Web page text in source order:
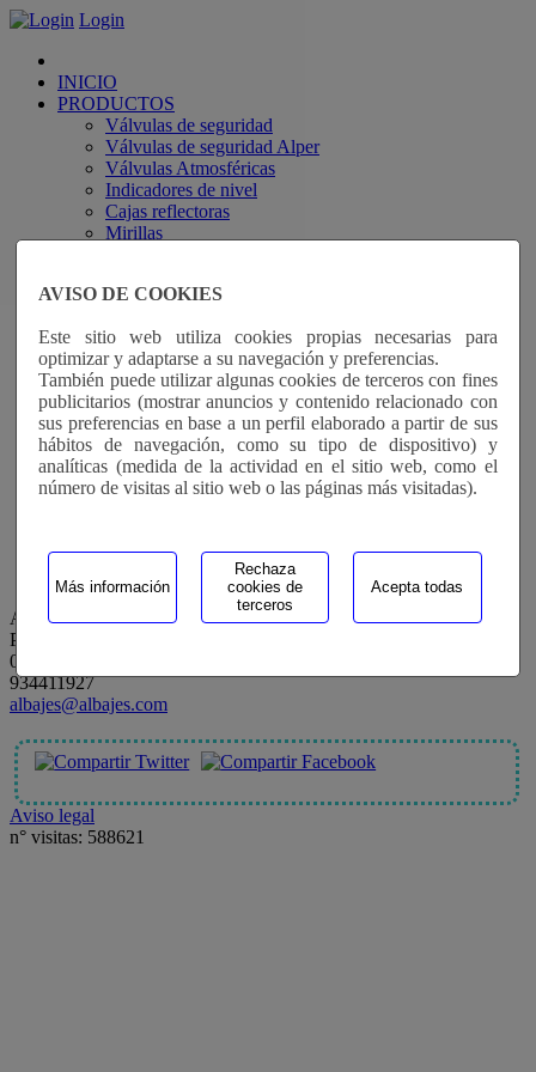
hi
AVISO DE COOKIES
Este sitio web utiliza cookies propias necesarias para
optimizar y adaptarse a su navegación y preferencias.
También puede utilizar algunas cookies de terceros con fines
publicitarios (mostrar anuncios y contenido relacionado con
sus preferencias en base a un perfil elaborado a partir de sus
hábitos de navegación, como su tipo de dispositivo) y
analíticas (medida de la actividad en el sitio web, como el
número de visitas al sitio web o las páginas más visitadas).
Más información
Rechaza
cookies de
terceros
Acepta todas
Login
INICIO
PRODUCTOS
Válvulas de seguridad
Válvulas de seguridad Alper
Válvulas Atmosféricas
Indicadores de nivel
Cajas reflectoras
Mirillas
Válvulas de flotador
Grifos y válvulas, manómetros
Pulverizadores y riego
Volante
Piezas especiales
HISTORIA
NOVEDADES
CERTIFICADOS
Legal
Català
Español
ALBAJES
Passeig Ferrocarrils Catalans, 177
08940 - CornellÃ de Llobregat (Barcelona)
934411927
albajes@albajes.com
Do you own this website?
Aviso legal
n° visitas: 588621